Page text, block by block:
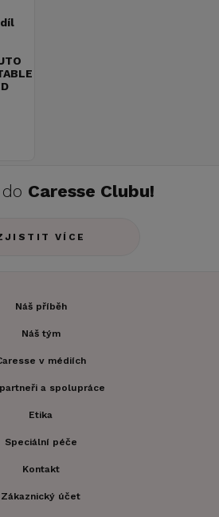
Caresse Clubu!
VÍCE
Náš příběh
Náš tým
v médiích
a spolupráce
Etika
Speciální péče
Kontakt
Zákaznický účet